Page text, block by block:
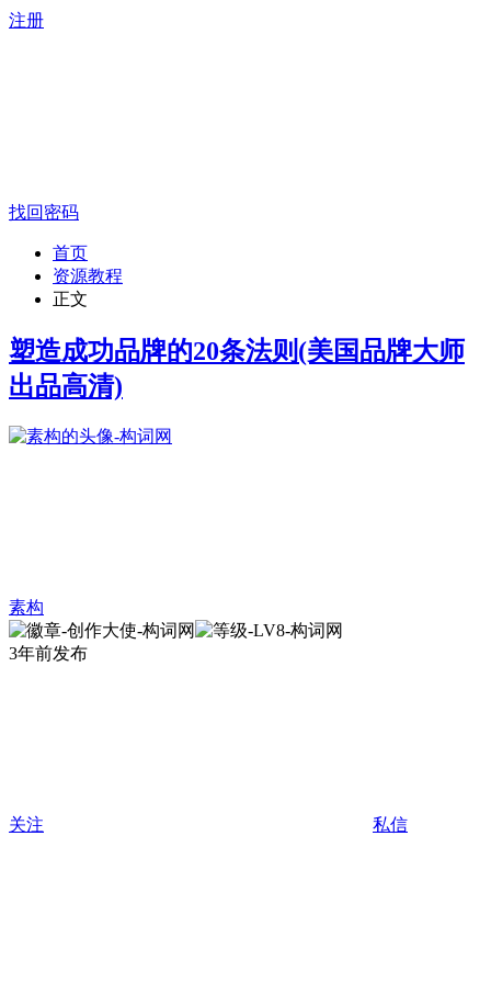
注册
找回密码
首页
资源教程
正文
塑造成功品牌的20条法则(美国品牌大师
出品高清)
素构
3年前发布
关注 私信